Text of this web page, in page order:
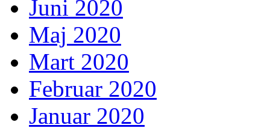
Juni 2020
Maj 2020
Mart 2020
Februar 2020
Januar 2020